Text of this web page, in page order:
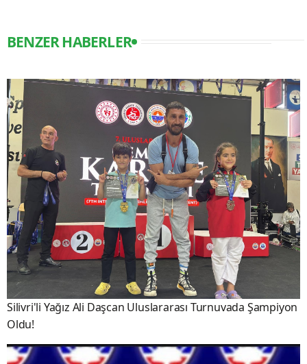
BENZER HABERLER
Silivri'li Yağız Ali Daşcan Uluslararası Turnuvada Şampiyon
Oldu!